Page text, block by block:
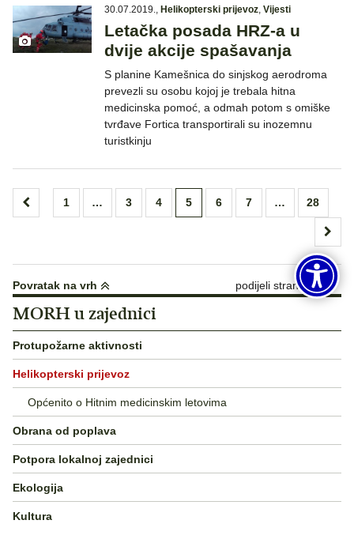
30.07.2019., Helikopterski prijevoz, Vijesti
Letačka posada HRZ-a u
dvije akcije spašavanja
S planine Kamešnica do sinjskog aerodroma
prevezli su osobu kojoj je trebala hitna
medicinska pomoć, a odmah potom s omiške
tvrđave Fortica transportirali su inozemnu
turistkinju
Brojevi
1 … 3 4 5 6 7 … 28
Povratak na vrh podijeli stranicu:
MORH u zajednici
Protupožarne aktivnosti
Helikopterski prijevoz
Općenito o Hitnim medicinskim letovima
Obrana od poplava
Potpora lokalnoj zajednici
Ekologija
Kultura